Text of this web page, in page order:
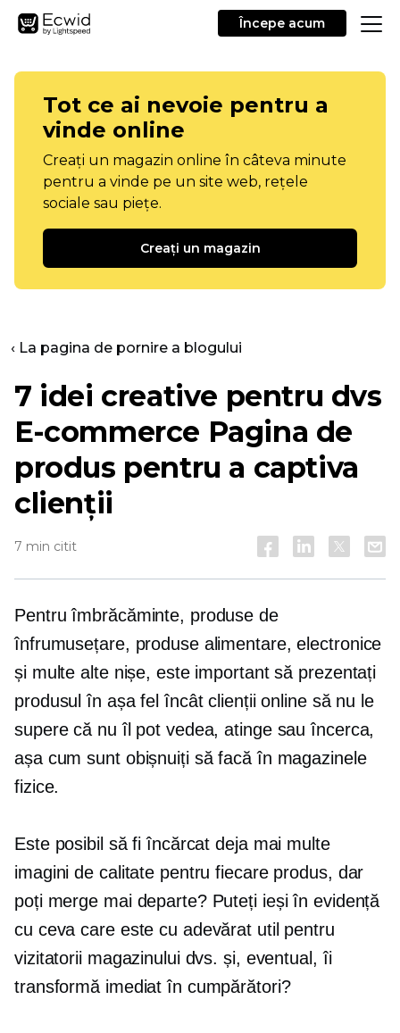
Începe acum
Tot ce ai nevoie pentru a
vinde online
Creați un magazin online în câteva minute
pentru a vinde pe un site web, rețele
sociale sau piețe.
Creați un magazin
‹ La pagina de pornire a blogului
7 idei creative pentru dvs
E-commerce Pagina de
produs pentru a captiva
clienții
7 min citit
Pentru îmbrăcăminte, produse de
înfrumusețare, produse alimentare, electronice
și multe alte nișe, este important să prezentați
produsul în așa fel încât clienții online să nu le
supere că nu îl pot vedea, atinge sau încerca,
așa cum sunt obișnuiți să facă în magazinele
fizice.
Este posibil să fi încărcat deja mai multe
imagini de calitate pentru fiecare produs, dar
poți merge mai departe? Puteți ieși în evidență
cu ceva care este cu adevărat util pentru
vizitatorii magazinului dvs. și, eventual, îi
transformă imediat în cumpărători?